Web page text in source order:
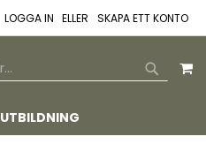
LOGGA IN SKAPA ETT KONTO